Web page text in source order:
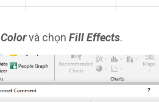
Colorvà chọn Fill Effects.